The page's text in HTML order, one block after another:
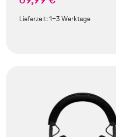
Lieferzeit:1-3 Werktage